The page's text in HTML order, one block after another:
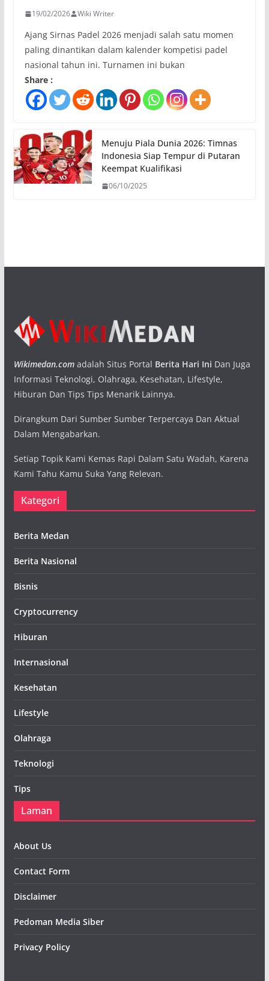
19/02/2026 Wiki Writer
Ajang Sirnas Padel 2026 menjadi salah satu momen
paling dinantikan dalam kalender kompetisi padel
nasional tahun ini. Turnamen ini bukan
Share :
Menuju Piala Dunia 2026: Timnas
Indonesia Siap Tempur di Putaran
Keempat Kualifikasi
06/10/2025
Wikimedan.comadalah Situs Portal Berita Hari Ini Dan Juga
Informasi Teknologi, Olahraga, Kesehatan, Lifestyle,
Hiburan Dan Tips Tips Menarik Lainnya.
Dirangkum Dari Sumber Sumber Terpercaya Dan Aktual
Dalam Mengabarkan.
Setiap Topik Kami Kemas Rapi Dalam Satu Wadah, Karena
Kami Tahu Kamu Suka Yang Relevan.
Kategori
Berita Medan
Berita Nasional
Bisnis
Cryptocurrency
Hiburan
Internasional
Kesehatan
Lifestyle
Olahraga
Teknologi
Tips
Laman
About Us
Contact Form
Disclaimer
Pedoman Media Siber
Privacy Policy